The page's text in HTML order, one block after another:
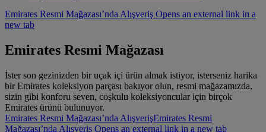
Emirates Resmi Mağazası’nda Alışveriş Opens an external link in a
new tab
Emirates Resmi Mağazası
İster son gezinizden bir uçak içi ürün almak istiyor, isterseniz harika
bir Emirates koleksiyon parçası bakıyor olun, resmi mağazamızda,
sizin gibi konforu seven, coşkulu koleksiyoncular için birçok
Emirates ürünü bulunuyor.
Emirates Resmi Mağazası’nda AlışverişEmirates Resmi
Mağazası’nda Alışveriş Opens an external link in a new tab